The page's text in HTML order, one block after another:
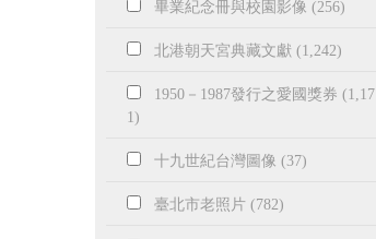
畢業紀念冊與校園影像 (256)
北港朝天宮典藏文獻 (1,242)
1950－1987發行之愛國獎券 (1,17
1)
十九世紀台灣圖像 (37)
臺北市老照片 (782)